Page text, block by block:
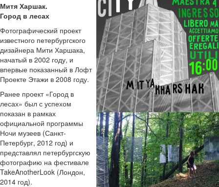
Митя Харшак.
Город в лесах
Фотографический проект
известного петербургского
дизайнера Мити Харшака,
начатый в 2002 году, и
впервые показанный в Лофт
Проекте Этажи в 2008 году.
Ранее проект «Город в
лесах» был с успехом
показан в рамках
официальной программы
Ночи музеев (Санкт-
Петербург, 2012 год) и
представлял петербургскую
фотографию на фестивале
TakeAnotherLook (Лондон,
2014 год).